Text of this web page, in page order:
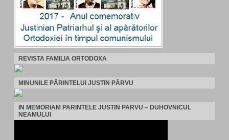
REVISTA FAMILIA ORTODOXA
MINUNILE PĂRINTELUI JUSTIN PÂRVU
IN MEMORIAM PARINTELE JUSTIN PARVU – DUHOVNICUL
NEAMULUI